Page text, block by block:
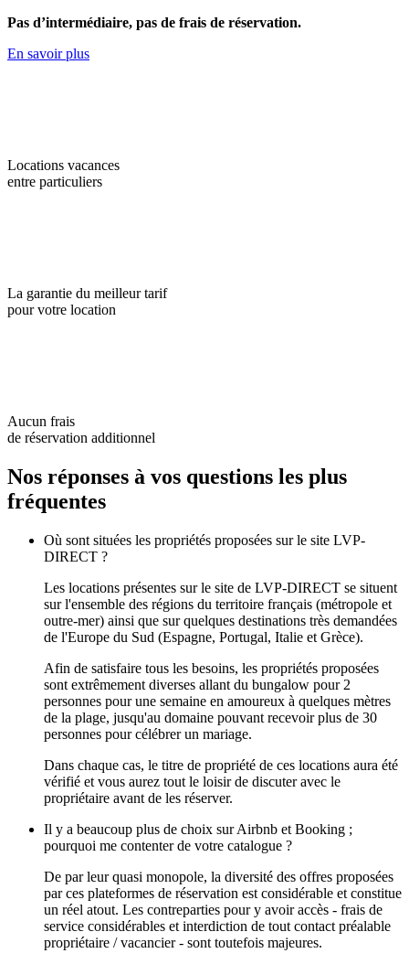
Pas d’intermédiaire, pas de frais de réservation.
En savoir plus
Locations vacances
entre particuliers
La garantie du meilleur tarif
pour votre location
Aucun frais
de réservation additionnel
Nos réponses à vos questions les plus
fréquentes
Où sont situées les propriétés proposées sur le site LVP-
DIRECT ?
Les locations présentes sur le site de LVP-DIRECT se situent
sur l'ensemble des régions du territoire français (métropole et
outre-mer) ainsi que sur quelques destinations très demandées
de l'Europe du Sud (Espagne, Portugal, Italie et Grèce).
Afin de satisfaire tous les besoins, les propriétés proposées
sont extrêmement diverses allant du bungalow pour 2
personnes pour une semaine en amoureux à quelques mètres
de la plage, jusqu'au domaine pouvant recevoir plus de 30
personnes pour célébrer un mariage.
Dans chaque cas, le titre de propriété de ces locations aura été
vérifié et vous aurez tout le loisir de discuter avec le
propriétaire avant de les réserver.
Il y a beaucoup plus de choix sur Airbnb et Booking ;
pourquoi me contenter de votre catalogue ?
De par leur quasi monopole, la diversité des offres proposées
par ces plateformes de réservation est considérable et constitue
un réel atout. Les contreparties pour y avoir accès - frais de
service considérables et interdiction de tout contact préalable
propriétaire / vacancier - sont toutefois majeures.